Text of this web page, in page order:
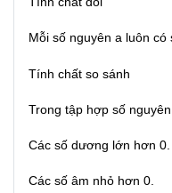
Mỗi số nguyên a luôn
Tính chất so sánh
Trong tập hợp số
Các số dương lớn hơn 0.
Các số âm nhỏ hơn 0.